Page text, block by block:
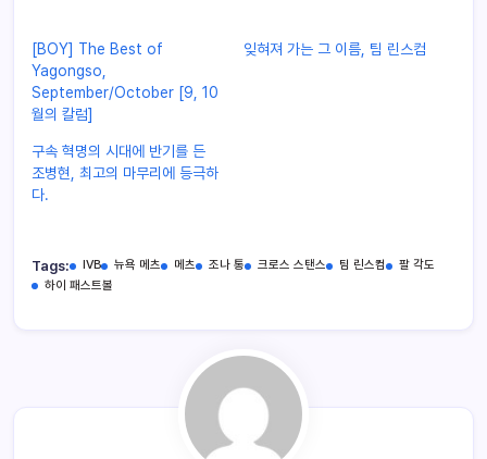
[BOY] The Best of
Yagongso,
September/October [9, 10
월의 칼럼]
잊혀져 가는 그 이름, 팀 린스컴
구속 혁명의 시대에 반기를 든
조병현, 최고의 마무리에 등극하
다.
Tags: IVB 뉴욕 메츠 메츠 조나 통 크로스 스탠스 팀 린스컴
팔 각도
하이 패스트볼